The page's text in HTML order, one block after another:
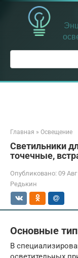
Перейти
контенту
Поиск:
Главная » Освещение
Светильники
точечные,
Опубликовано: 09
Редькин
Основные
В